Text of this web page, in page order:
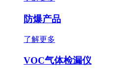
防爆产品
了解更多
VOC气体检漏仪